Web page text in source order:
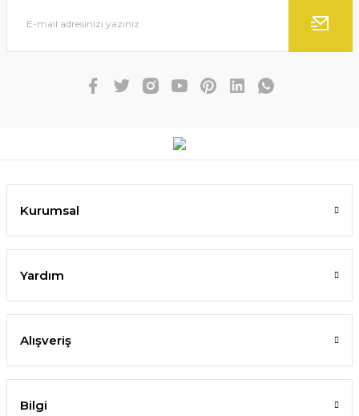
Kurumsal
Yardım
Alışveriş
Bilgi